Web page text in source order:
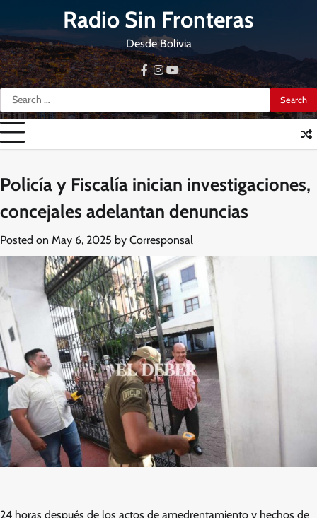
content
Radio Sin Fronteras
Desde Bolivia
Search
for:
facebook
instagram
youtube
Policía y Fiscalía inician investigaciones,
concejales adelantan denuncias
Posted on May 6, 2025 by Corresponsal
24 horas después de los actos de amedrentamiento y hechos de